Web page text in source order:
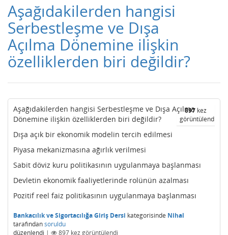
Aşağıdakilerden hangisi
Serbestleşme ve Dışa
Açılma Dönemine ilişkin
özelliklerden biri değildir?
897 kez
görüntülendi
Aşağıdakilerden hangisi Serbestleşme ve Dışa Açılma
Dönemine ilişkin özelliklerden biri değildir?
Dışa açık bir ekonomik modelin tercih edilmesi
Piyasa mekanizmasına ağırlık verilmesi
Sabit döviz kuru politikasının uygulanmaya başlanması
Devletin ekonomik faaliyetlerinde rolünün azalması
Pozitif reel faiz politikasının uygulanmaya başlanması
Bankacılık ve Sigortacılığa Giriş Dersi kategorisinde Nihal
tarafındansoruldu
düzenlendi | 897 kez görüntülendi